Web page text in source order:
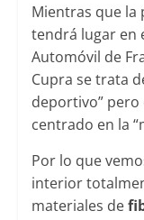
Mientras que la
tendrá lugar en
Automóvil de
Cupra se trata
deportivo” pero
centrado en la
Por lo que
interior
materiales de